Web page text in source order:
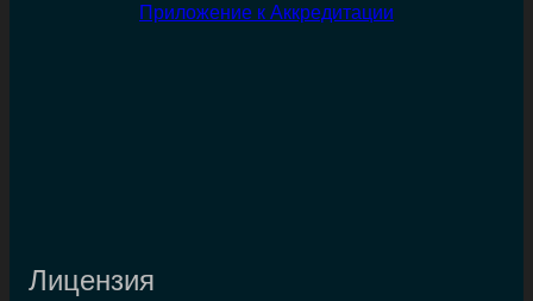
Приложение к Аккредитации
Лицензия